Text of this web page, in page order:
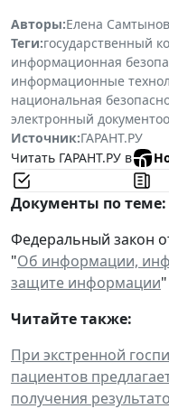
Авторы:Елена
Теги:государственный
информационная
информационные
национальная
электронный
Источник:ГАРАНТ.РУ
Читать ГАРАНТ.РУ в
Документы по теме:
Федеральный закон
"Об информации,
защите информации"
Читайте также:
При экстренной
пациентов
получения